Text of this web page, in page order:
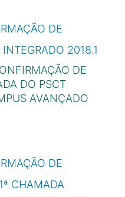
DE
2018.1
DE
DO PSCT
AVANÇADO
DE
CHAMADA